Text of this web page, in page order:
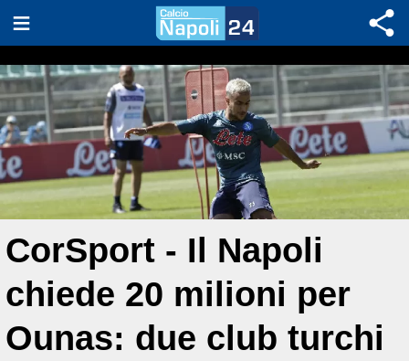
CorSport - Il Napoli
chiede 20 milioni per
Ounas: due club turchi